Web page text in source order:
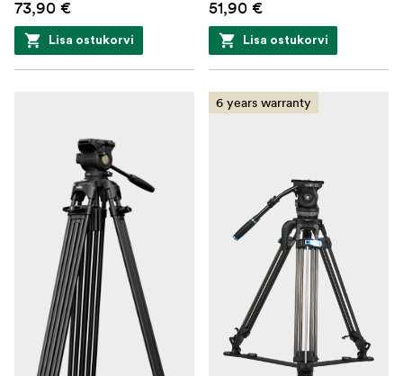
73,90 €
Lisa ostukorvi
51,90 €
Lisa ostukorvi
6 years warranty